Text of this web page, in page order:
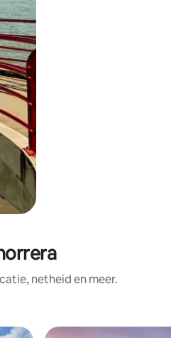
netheid en meer.